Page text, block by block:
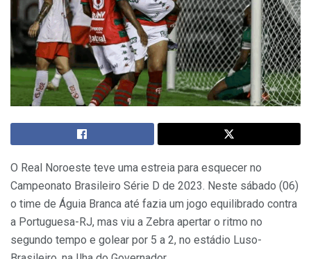
O Real Noroeste teve uma estreia para esquecer no
Campeonato Brasileiro Série D de 2023. Neste sábado (06)
o time de Águia Branca até fazia um jogo equilibrado contra
a Portuguesa-RJ, mas viu a Zebra apertar o ritmo no
segundo tempo e golear por 5 a 2, no estádio Luso-